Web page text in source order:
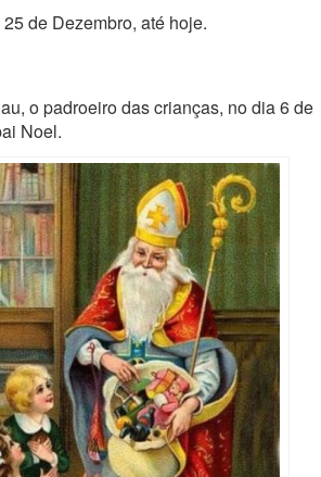
de Dezembro, até hoje.
o padroeiro das crianças, no dia 6 de
Noel.